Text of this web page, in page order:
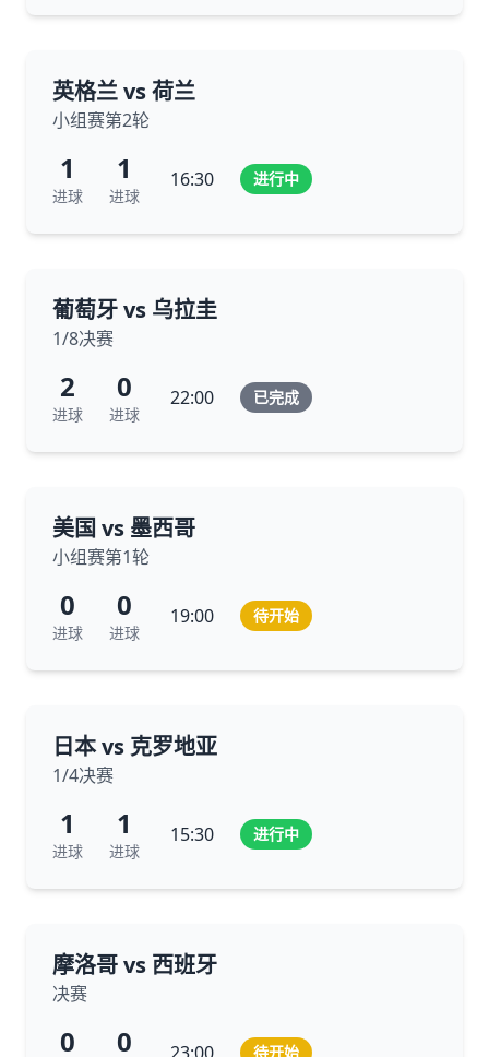
英格兰 vs 荷兰
小组赛第2轮
1
进球
1
进球
16:30 进行中
葡萄牙 vs 乌拉圭
1/8决赛
2
进球
0
进球
22:00 已完成
美国 vs 墨西哥
小组赛第1轮
0
进球
0
进球
19:00 待开始
日本 vs 克罗地亚
1/4决赛
1
进球
1
进球
15:30 进行中
摩洛哥 vs 西班牙
决赛
0 0 待开始